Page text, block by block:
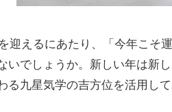
迎えるにあたり、「今年こそ
いでしょうか。新しい年は新
る九星気学の吉方位を活用して